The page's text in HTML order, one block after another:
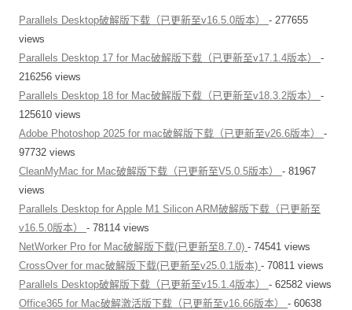
Parallels Desktop破解版下载（已更新至v16.5.0版本） - 277655
views
Parallels Desktop 17 for Mac破解版下载（已更新至v17.1.4版本） -
216256 views
Parallels Desktop 18 for Mac破解版下载（已更新至v18.3.2版本） -
125610 views
Adobe Photoshop 2025 for mac破解版下载（已更新至v26.6版本） -
97732 views
CleanMyMac for Mac破解版下载（已更新至V5.0.5版本） - 81967
views
Parallels Desktop for Apple M1 Silicon ARM破解版下载（已更新至
v16.5.0版本） - 78114 views
NetWorker Pro for Mac破解版下载(已更新至8.7.0) - 74541 views
CrossOver for mac破解版下载(已更新至v25.0.1版本) - 70811 views
Parallels Desktop破解版下载（已更新至v15.1.4版本） - 62582 views
Office365 for Mac破解激活版下载（已更新至v16.66版本） - 60638